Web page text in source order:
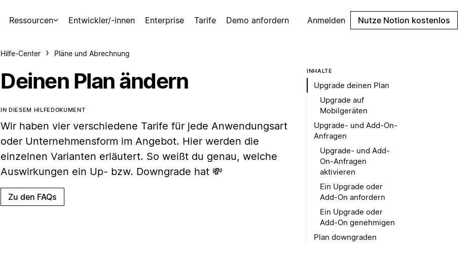
Ressourcen Entwickler/-innen Enterprise Tarife Demo anfordern Anmelden Nutze Notion kostenlos
Hilfe-Center Pläne und Abrechnung
Deinen Plan ändern
IN DIESEM HILFEDOKUMENT
Wir haben vier verschiedene Tarife für jede Anwendungsart
oder Unternehmensform im Angebot. Hier werden die
einzelnen Varianten erläutert. So weißt du genau, welche
Auswirkungen ein Up- bzw. Downgrade hat 💸
Zu den FAQs
INHALTE
Upgrade deinen Plan
Upgrade auf
Mobilgeräten
Upgrade- und Add-On-
Anfragen
Upgrade- und Add-
On-Anfragen
aktivieren
Ein Upgrade oder
Add-On anfordern
Ein Upgrade oder
Add-On genehmigen
Plan downgraden